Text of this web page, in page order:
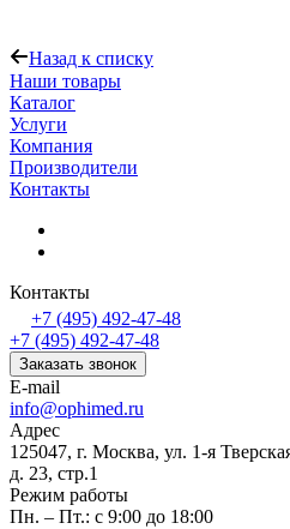
Назад к списку
Наши товары
Каталог
Услуги
Компания
Производители
Контакты
Контакты
+7 (495) 492-47-48
+7 (495) 492-47-48
Заказать звонок
E-mail
info@ophimed.ru
Адрес
125047, г. Москва, ул. 1-я
д. 23, стр.1
Режим работы
Пн. – Пт.: с 9:00 до 18:00